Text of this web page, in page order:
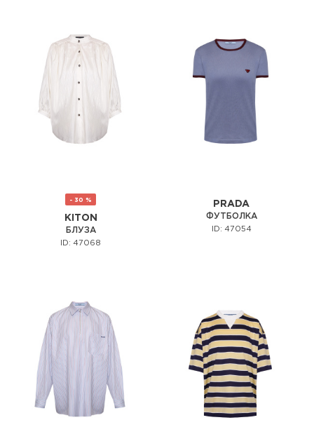
- 30 %
KITON
БЛУЗА
ID: 47068
PRADA
ФУТБОЛКА
ID: 47054